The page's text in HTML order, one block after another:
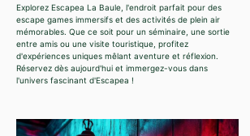
Explorez Escapea La Baule, l'endroit parfait pour des
escape games immersifs et des activités de plein air
mémorables. Que ce soit pour un séminaire, une sortie
entre amis ou une visite touristique, profitez
d'expériences uniques mêlant aventure et réflexion.
Réservez dès aujourd'hui et immergez-vous dans
l'univers fascinant d'Escapea !